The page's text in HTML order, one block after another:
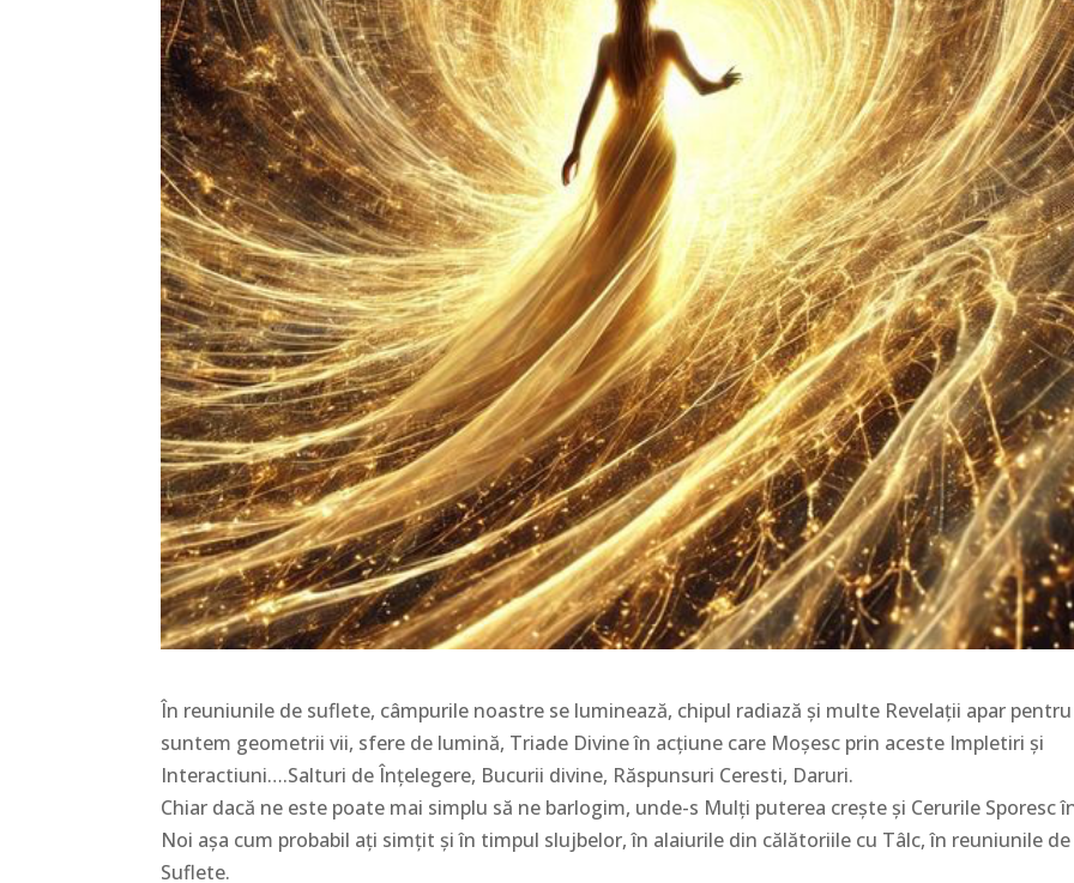
În reuniunile de suflete, câmpurile noastre se luminează, chipul radiază și multe Revelații apar
suntem geometrii vii, sfere de lumină, Triade Divine în acțiune care Moșesc prin aceste Impletiri și
Interactiuni….Salturi de Înțelegere, Bucurii divine, Răspunsuri Ceresti, Daruri.
Chiar dacă ne este poate mai simplu să ne barlogim, unde-s Mulți puterea crește și Cerurile Sporesc
Noi așa cum probabil ați simțit și în timpul slujbelor, în alaiurile din călătoriile cu Tâlc, în reuniunile de
Suflete.